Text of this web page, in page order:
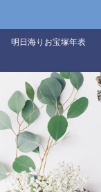
明日海りお宝塚年表